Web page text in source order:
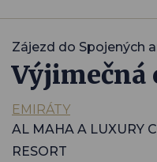
Zájezd do Spojených
Výjimečná
EMIRÁTY
AL MAHA A LUXURY
RESORT